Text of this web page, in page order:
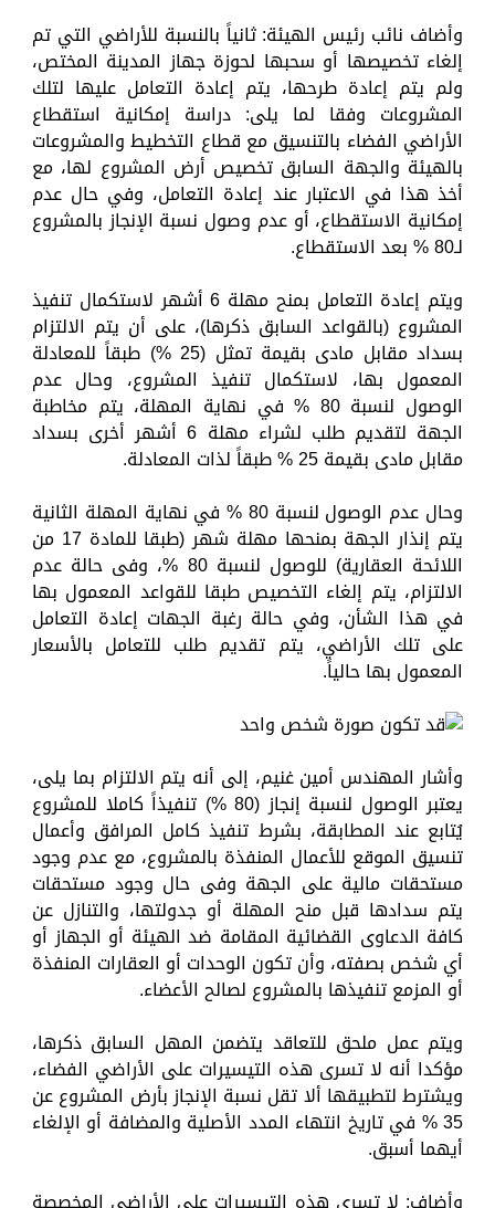
وأضاف نائب رئيس الهيئة: ثانياً بالنسبة للأراضي التي تم
إلغاء تخصيصها أو سحبها لحوزة جهاز المدينة المختص،
ولم يتم إعادة طرحها، يتم إعادة التعامل عليها لتلك
المشروعات وفقا لما يلى: دراسة إمكانية استقطاع
الأراضي الفضاء بالتنسيق مع قطاع التخطيط والمشروعات
بالهيئة والجهة السابق تخصيص أرض المشروع لها، مع
أخذ هذا في الاعتبار عند إعادة التعامل، وفي حال عدم
إمكانية الاستقطاع، أو عدم وصول نسبة الإنجاز بالمشروع
لـ80 % بعد الاستقطاع.
ويتم إعادة التعامل بمنح مهلة 6 أشهر لاستكمال تنفيذ
المشروع (بالقواعد السابق ذكرها)، على أن يتم الالتزام
بسداد مقابل مادى بقيمة تمثل (25 %) طبقاً للمعادلة
المعمول بها، لاستكمال تنفيذ المشروع، وحال عدم
الوصول لنسبة 80 % في نهاية المهلة، يتم مخاطبة
الجهة لتقديم طلب لشراء مهلة 6 أشهر أخرى بسداد
مقابل مادى بقيمة 25 % طبقاً لذات المعادلة.
وحال عدم الوصول لنسبة 80 % في نهاية المهلة الثانية
يتم إنذار الجهة بمنحها مهلة شهر (طبقا للمادة 17 من
اللائحة العقارية) للوصول لنسبة 80 %، وفى حالة عدم
الالتزام، يتم إلغاء التخصيص طبقا للقواعد المعمول بها
في هذا الشأن، وفي حالة رغبة الجهات إعادة التعامل
على تلك الأراضي، يتم تقديم طلب للتعامل بالأسعار
المعمول بها حالياً.
وأشار المهندس أمين غنيم، إلى أنه يتم الالتزام بما يلى،
يعتبر الوصول لنسبة إنجاز (80 %) تنفيذاً كاملا للمشروع
يُتابع عند المطابقة، بشرط تنفيذ كامل المرافق وأعمال
تنسيق الموقع للأعمال المنفذة بالمشروع، مع عدم وجود
مستحقات مالية على الجهة وفى حال وجود مستحقات
يتم سدادها قبل منح المهلة أو جدولتها، والتنازل عن
كافة الدعاوى القضائية المقامة ضد الهيئة أو الجهاز أو
أي شخص بصفته، وأن تكون الوحدات أو العقارات المنفذة
أو المزمع تنفيذها بالمشروع لصالح الأعضاء.
ويتم عمل ملحق للتعاقد يتضمن المهل السابق ذكرها،
مؤكدا أنه لا تسرى هذه التيسيرات على الأراضي الفضاء،
ويشترط لتطبيقها ألا تقل نسبة الإنجاز بأرض المشروع عن
35 % في تاريخ انتهاء المدد الأصلية والمضافة أو الإلغاء
أيهما أسبق.